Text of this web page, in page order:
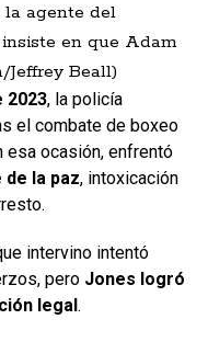
la agente del
en que Adam
Beall)
2023, la policía
el combate de boxeo
esa ocasión, enfrentó
la paz, intoxicación
intervino intentó
pero Jones logró
legal .